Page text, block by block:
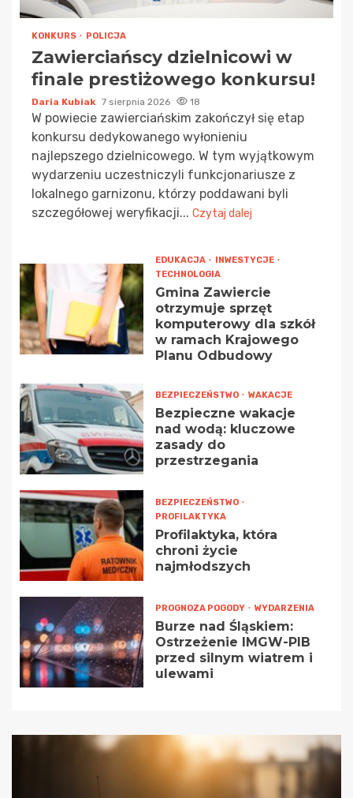
KONKURS POLICJA
Zawierciańscy dzielnicowi w
finale prestiżowego konkursu!
Daria Kubiak 7 sierpnia 2026 18
W powiecie zawierciańskim zakończył się etap
konkursu dedykowanego wyłonieniu
najlepszego dzielnicowego. W tym wyjątkowym
wydarzeniu uczestniczyli funkcjonariusze z
lokalnego garnizonu, którzy poddawani byli
szczegółowej weryfikacji... Czytaj dalej
EDUKACJA
INWESTYCJE
TECHNOLOGIA
Gmina Zawiercie
otrzymuje sprzęt
komputerowy dla szkół
w ramach Krajowego
Planu Odbudowy
BEZPIECZEŃSTWO WAKACJE
Bezpieczne wakacje
nad wodą: kluczowe
zasady do
przestrzegania
BEZPIECZEŃSTWO
PROFILAKTYKA
Profilaktyka, która
chroni życie
najmłodszych
PROGNOZA POGODY WYDARZENIA
Burze nad Śląskiem:
Ostrzeżenie IMGW-PIB
przed silnym wiatrem i
ulewami